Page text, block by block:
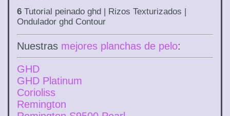
6 Tutorial peinado ghd | Rizos Texturizados |
Ondulador ghd Contour
Nuestras mejores planchas de pelo:
GHD
GHD Platinum
Corioliss
Remington